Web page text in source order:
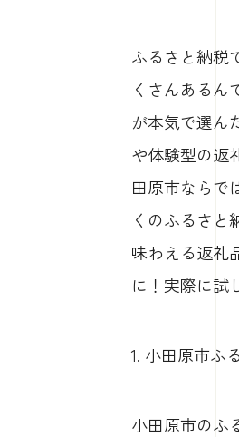
ふるさと納税
くさんあるん
が本気で選ん
や体験型の返
田原市ならで
くのふるさと
味わえる返礼
に！実際に試
1. 小田原市ふ
小田原市のふ